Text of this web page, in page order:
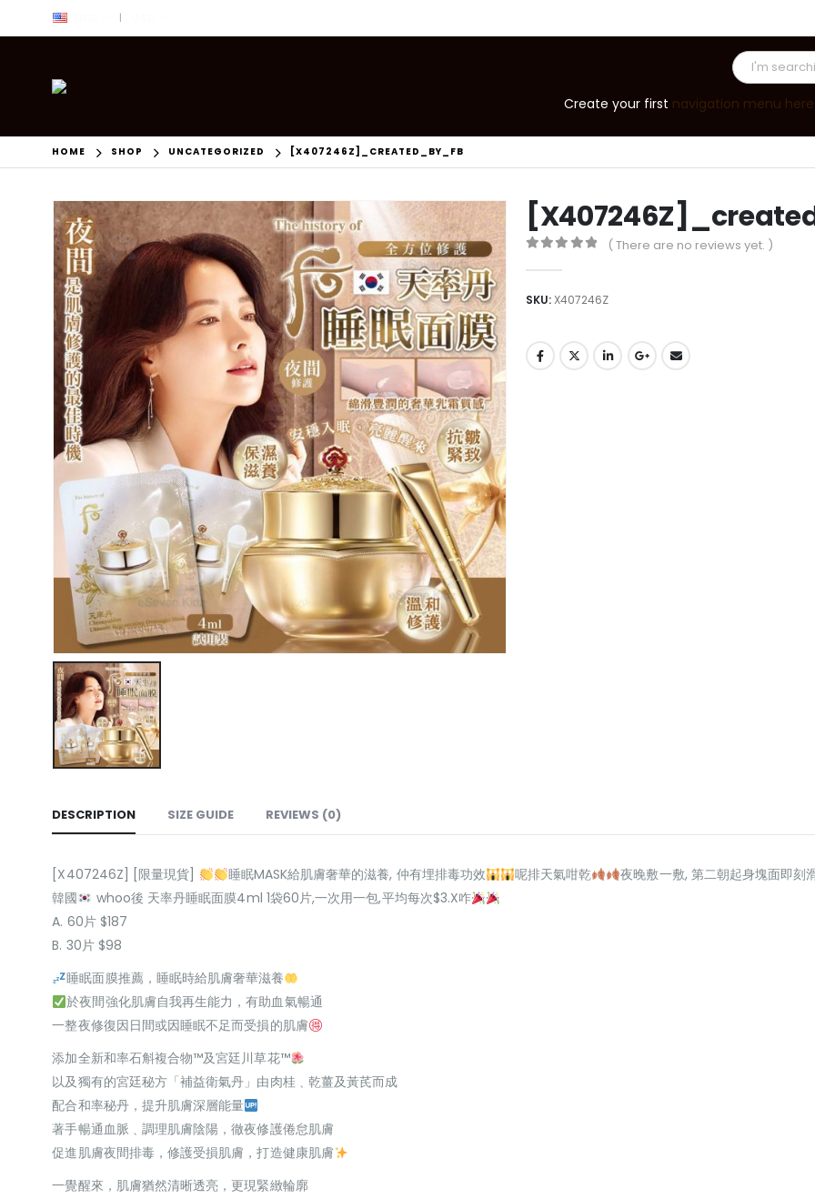
|
Create your first navigation menu here
HOME SHOP UNCATEGORIZED [X407246Z]_CREATED_BY_FB
( There are no reviews yet. )
SKU:X407246Z
DESCRIPTION SIZE GUIDE REVIEWS (0)
[X407246Z] [限量現貨] 睡眠MASK給肌膚奢華的滋養, 仲有埋排毒功效 呢排天氣咁乾
夜晚敷一敷, 第二朝起身塊面即刻
韓國
whoo後 天率丹睡眠面膜4ml 1袋60片,一次用一包,平均每次$3.X咋
A. 60片 $187
B. 30片 $98
睡眠面膜推薦，睡眠時給肌膚奢華滋養
於夜間強化肌膚自我再生能力，有助血氣暢通
一整夜修復因日間或因睡眠不足而受損的肌膚
添加全新和率石斛複合物™及宮廷川草花™
以及獨有的宮廷秘方「補益衛氣丹」由肉桂﹑乾薑及黃芪而成
配合和率秘丹，提升肌膚深層能量
著手暢通血脈﹑調理肌膚陰陽，徹夜修護倦怠肌膚
促進肌膚夜間排毒，修護受損肌膚，打造健康肌膚
一覺醒來，肌膚猶然清晰透亮，更現緊緻輪廓